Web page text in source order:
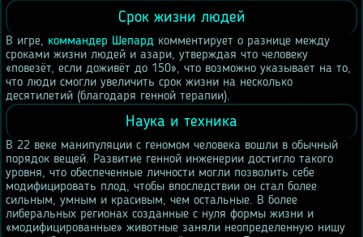
Срок жизни людей
В игре, коммандер Шепард комментирует о разнице между
сроками жизни людей и азари, утверждая что человеку
«повезёт, если доживёт до 150», что возможно указывает на то,
что люди смогли увеличить срок жизни на несколько
десятилетий (благодаря генной терапии).
Наука и техника
В 22 веке манипуляции с геномом человека вошли в обычный
порядок вещей. Развитие генной инженерии достигло такого
уровня, что обеспеченные личности могли позволить себе
модифицировать плод, чтобы впоследствии он стал более
сильным, умным и красивым, чем остальные. В более
либеральных регионах созданные с нуля формы жизни и
«модифицированные» животные заняли неопределенную нишу